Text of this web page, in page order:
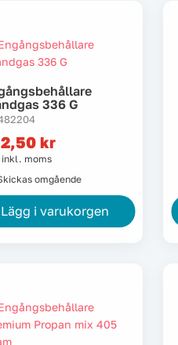
336 G
kr
inkl. moms
omgående
Lägg i varukorgen